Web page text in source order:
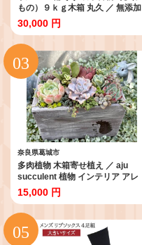
もの）９ｋｇ木箱 丸久 ／ 無添加
麺類 素麺 奈良県 特産 葛城市
30,000 円
奈良県葛城市
多肉植物 木箱寄せ植え ／ aju
succulent 植物 インテリア アレ
ンジ ガーデニング 15種 そのまま
飾れる プレゼント ギフト 奈良県
葛城市
15,000 円